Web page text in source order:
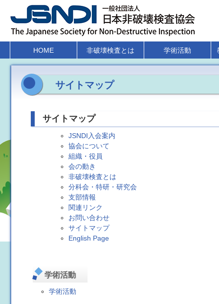
HOME 非破壊検査とは 学術活動
サイトマップ
サイトマップ
JSNDI入会案内
協会について
組織・役員
会の動き
非破壊検査とは
分科会・特研・研究会
支部情報
関連リンク
お問い合わせ
サイトマップ
English Page
学術活動
学術活動